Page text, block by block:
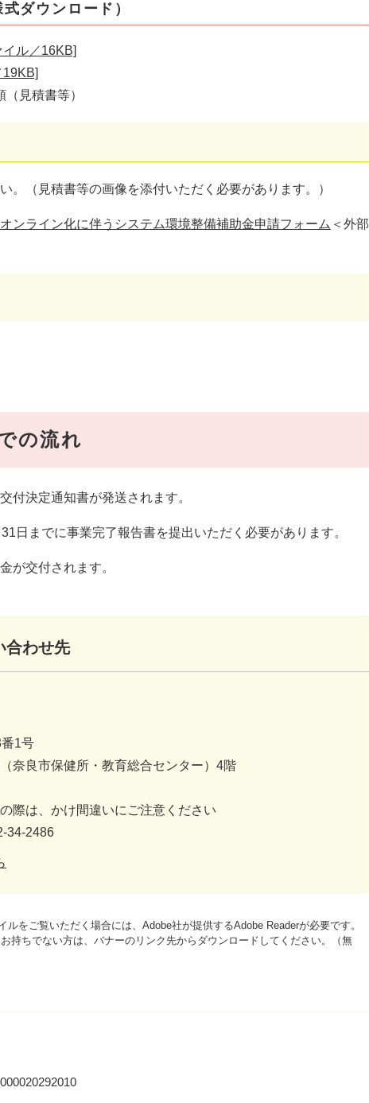
ダウンロード）
ル／16KB]
見積書等）
。（見積書等の画像を添付いただく必要があります。）
ンライン化に伴うシステム環境整備補助金申請フォーム ＜外部
の流れ
付決定通知書が発送されます。
日までに事業完了報告書を提出いただく必要があります。
が交付されます。
合わせ先
1号
奈良市保健所・教育総合センター）4階
際は、かけ間違いにご注意ください
34-2486
ルをご覧いただく場合には、Adobe社が提供するAdobe Readerが必要です。
持ちでない方は、バナーのリンク先からダウンロードしてください。（無